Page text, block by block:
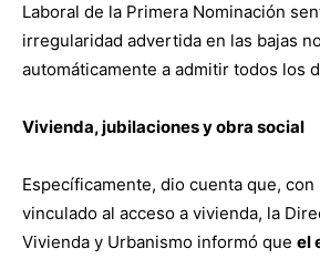
Laboral de la Primera Nominación
irregularidad advertida en las bajas
automáticamente a admitir todos los
Vivienda, jubilaciones y obra social
Específicamente, dio cuenta que,
vinculado al acceso a vivienda, la
Vivienda y Urbanismo informó que el